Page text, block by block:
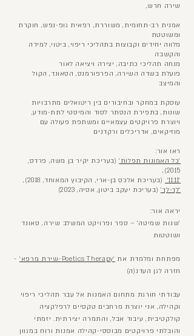
שירה חֹרש,
אמנית רב-תחומית, משוררת, רפאית גופ-נפש, חוקרת
ומשוטטת
מלווה יחידים וקבוצות בתהליכי ריפוי, ביטוי, למידה
והקשבה
מנחה תהליכי כתיבה, יצירה ויציאה לאור
פועלת בשדה השירה, הפרפורמנס, הסאונד, הקול
והמיצב
עוסקת במחקר ובחיבורים בין ריטואלים מתרבויות
שונות, בתפירת הנסתר לסוד והמיסטי לתת-מודע,
ויוצרת פרויקטים עצמאיים ומשתפת פעולה עם
מוזיקאים, אדריכלים ורקדנים
ראו אור:
׳כל האמונות תפלות׳(בעריכת יקיר בן משה, פרדס,
2015),
׳11:11׳
(בעריכת אלכס בן-ארי, הקיבוץ המאוחד, 2018),
׳לך-לך׳ (בעריכת יעקב ביטון, אסיה, 2023)
יראה אור:
׳שנות שמיטה׳ – ספר ופרויקט המשלב שירה, סאונד
ושוטטות
מפתחת ומלמדת את ׳Poetics Therapy-שירת מרפא׳
-
חזרה לגן העדנ(ה)
עבודתי חורגת מתחום האמנות אל עבר תהליכי ריפוי
וקהילה, אני יוצרת מרחבים טקסיים לרפלקציה
קולקטיבית, עיבוד אבל, והתמרה יצירתית. יזמתי
והובלתי פרויקטים מבוססי-קהילה אמנות ורוח במגוון